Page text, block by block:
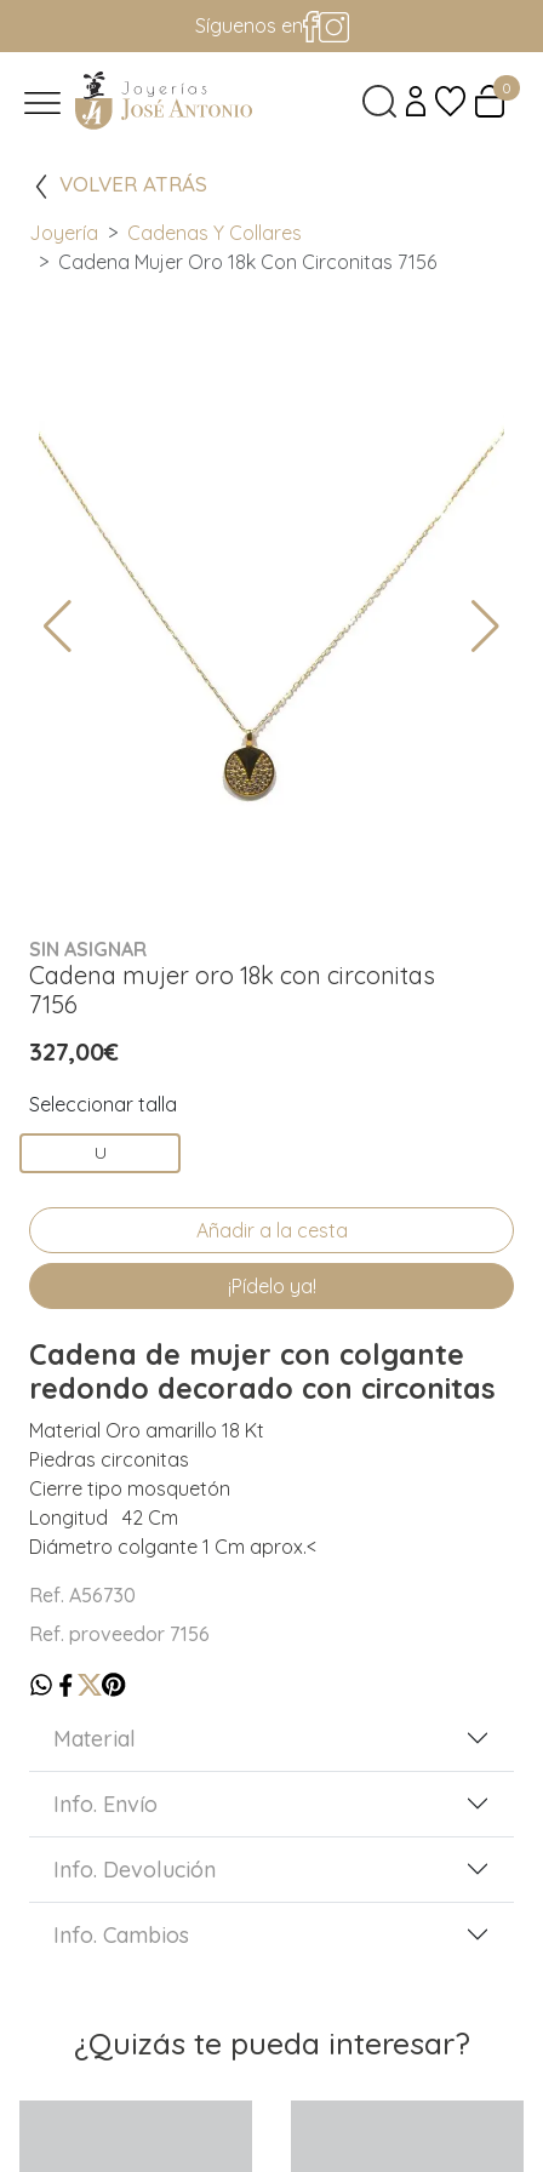
Síguenos en
0
VOLVER ATRÁS
Joyería
Cadenas Y Collares
Cadena Mujer Oro 18k Con Circonitas 7156
SIN ASIGNAR
Cadena mujer oro 18k con circonitas
7156
327,00€
Seleccionar talla
U
¡Pídelo ya!
Cadena de mujer con colgante
redondo decorado con circonitas
Material Oro amarillo 18 Kt
Piedras circonitas
Cierre tipo mosquetón
Longitud 42 Cm
Diámetro colgante 1 Cm aprox.<
Ref. A56730
Ref. proveedor 7156
Material
Info. Envío
Info. Devolución
Info. Cambios
¿Quizás te pueda interesar?